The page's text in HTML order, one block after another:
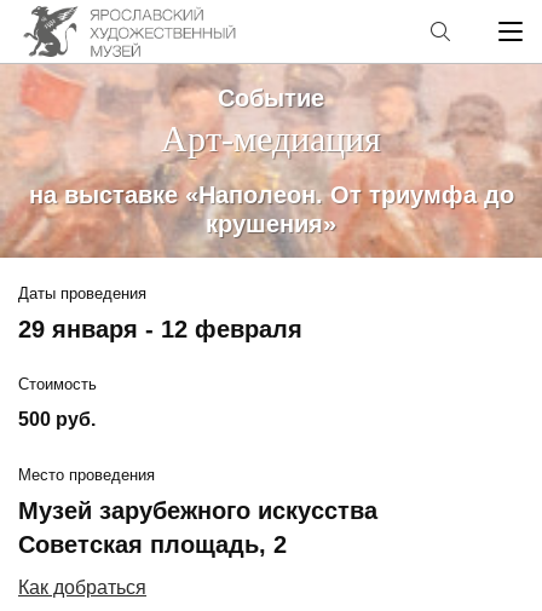
Событие
Арт-медиация
на выставке «Наполеон. От триумфа до
крушения»
Даты проведения
29 января - 12 февраля
Стоимость
500 руб.
Место проведения
Музей зарубежного искусства
Советская площадь, 2
Как добраться